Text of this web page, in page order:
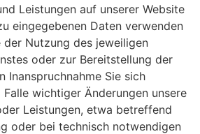
Leistungen auf unserer Website
eingegebenen Daten verwenden
Nutzung des jeweiligen
oder zur Bereitstellung der
Inanspruchnahme Sie sich
wichtiger Änderungen unsere
Leistungen, etwa betreffend
oder bei technisch notwendigen